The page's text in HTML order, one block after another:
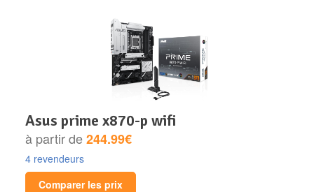
asus prime x870-p wifi
à partir de244.99€
4 revendeurs
Comparer les prix